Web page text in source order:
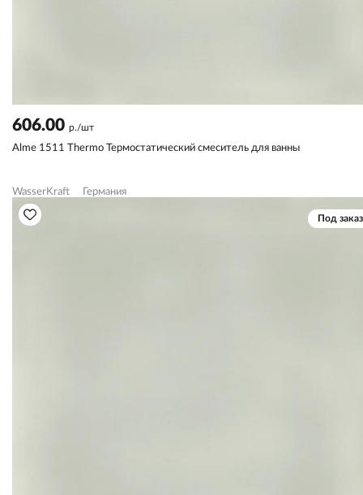
606.00 р./шт
Alme 1511 Thermo Термостатический смеситель для ванны
WasserKraft Германия
Под заказ